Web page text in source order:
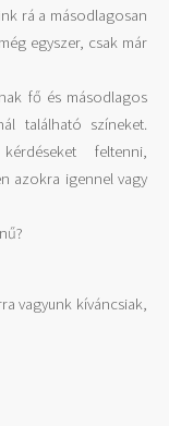
rá a másodlagosan
egyszer, csak már
fő és másodlagos
található színeket.
feltenni,
azokra igennel vagy
vagyunk kíváncsiak,